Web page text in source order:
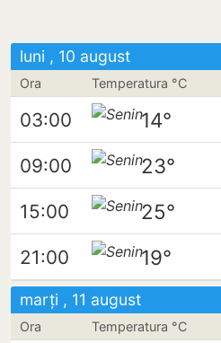
luni , 10 august
Ora Temperatura °C
03:00 14°
09:00 23°
15:00 25°
21:00 19°
marți , 11 august
Ora Temperatura °C